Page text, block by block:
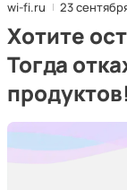
wi-fi.ru 23
Хотите
Тогда